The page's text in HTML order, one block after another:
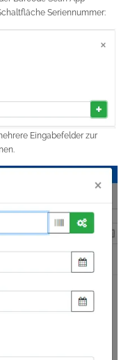
Seriennummer:
Eingabefelder zur